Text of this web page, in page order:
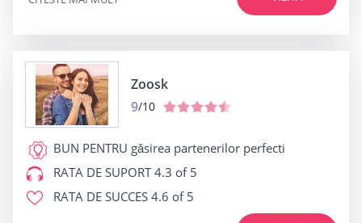
Zoosk
9/10
BUN PENTRU găsirea partenerilor perfecti
RATA DE SUPORT4.3 of 5
RATA DE SUCCES 4.6 of 5